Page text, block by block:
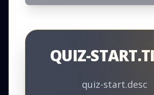
QUIZ-
quiz-start.desc